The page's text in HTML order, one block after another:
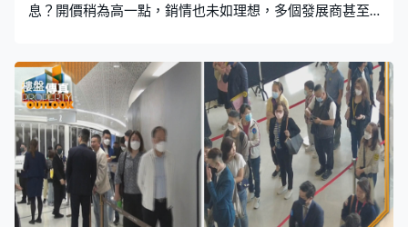
息？開價稍為高一點，銷情也未如理想，多個發展商甚至